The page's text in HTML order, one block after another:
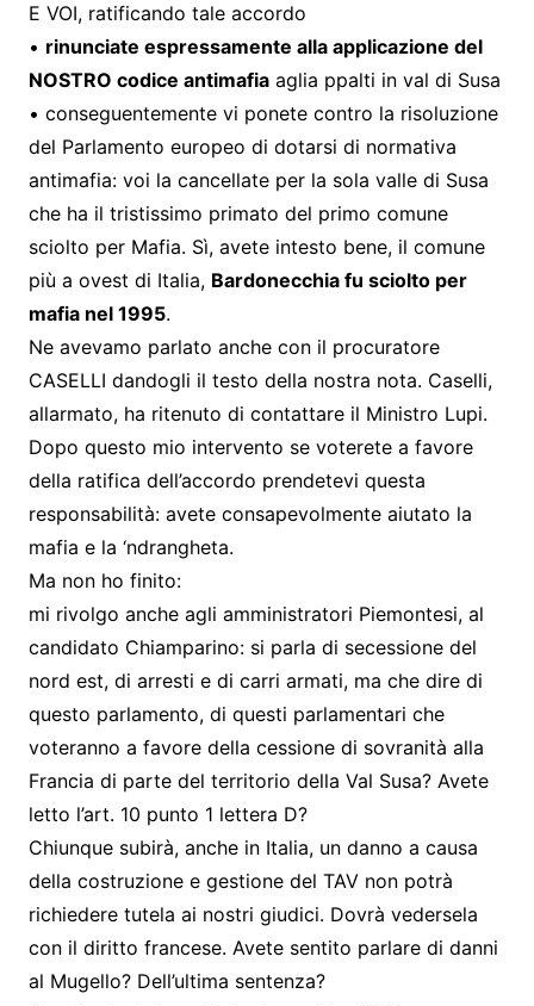
E VOI, ratificando tale accordo
• rinunciate espressamente alla applicazione del
NOSTRO codice antimafiaaglia ppalti in val di Susa
• conseguentemente vi ponete contro la risoluzione
del Parlamento europeo di dotarsi di normativa
antimafia: voi la cancellate per la sola valle di Susa
che ha il tristissimo primato del primo comune
sciolto per Mafia. Sì, avete intesto bene, il comune
più a ovest di Italia, Bardonecchia fu sciolto per
mafia nel 1995.
Ne avevamo parlato anche con il procuratore
CASELLI dandogli il testo della nostra nota. Caselli,
allarmato, ha ritenuto di contattare il Ministro Lupi.
Dopo questo mio intervento se voterete a favore
della ratifica dell’accordo prendetevi questa
responsabilità: avete consapevolmente aiutato la
mafia e la ‘ndrangheta.
Ma non ho finito:
mi rivolgo anche agli amministratori Piemontesi, al
candidato Chiamparino: si parla di secessione del
nord est, di arresti e di carri armati, ma che dire di
questo parlamento, di questi parlamentari che
voteranno a favore della cessione di sovranità alla
Francia di parte del territorio della Val Susa? Avete
letto l’art. 10 punto 1 lettera D?
Chiunque subirà, anche in Italia, un danno a causa
della costruzione e gestione del TAV non potrà
richiedere tutela ai nostri giudici. Dovrà vedersela
con il diritto francese. Avete sentito parlare di danni
al Mugello? Dell’ultima sentenza?